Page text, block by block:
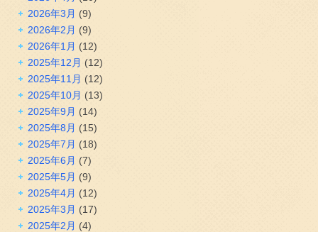
2026年3月 (9)
2026年2月 (9)
2026年1月 (12)
2025年12月 (12)
2025年11月 (12)
2025年10月 (13)
2025年9月 (14)
2025年8月 (15)
2025年7月 (18)
2025年6月 (7)
2025年5月 (9)
2025年4月 (12)
2025年3月 (17)
2025年2月 (4)